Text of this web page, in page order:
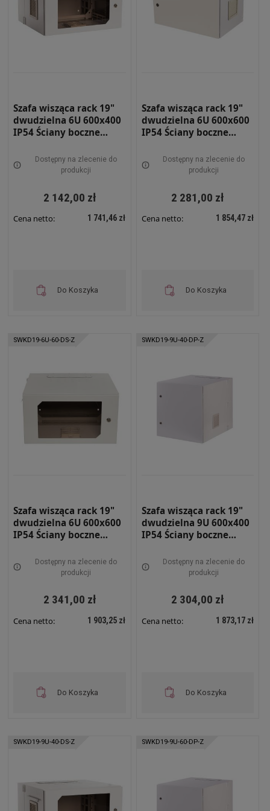
Szafa wisząca rack 19"
dwudzielna 6U 600x400
IP54 Ściany boczne
Zewnętrzna RAL 7035
Szara SWKD19-6U-40-DS-
Dostępny na zlecenie do
produkcji
2 142,00 zł
Cena netto: 1 741,46 zł
Do Koszyka
Szafa wisząca rack 19"
dwudzielna 6U 600x600
IP54 Ściany boczne
Zewnętrzna RAL 7035
Szara SWKD19-6U-60-DP-
Dostępny na zlecenie do
produkcji
2 281,00 zł
Cena netto: 1 854,47 zł
Do Koszyka
SWKD19-6U-60-DS-Z
Szafa wisząca rack 19"
dwudzielna 6U 600x600
IP54 Ściany boczne
Zewnętrzna RAL 7035
Szara SWKD19-6U-60-DS-
Dostępny na zlecenie do
produkcji
2 341,00 zł
Cena netto: 1 903,25 zł
Do Koszyka
SWKD19-9U-40-DP-Z
Szafa wisząca rack 19"
dwudzielna 9U 600x400
IP54 Ściany boczne
Zewnętrzna RAL 7035
Szara SWKD19-9U-40-DP-
Dostępny na zlecenie do
produkcji
2 304,00 zł
Cena netto: 1 873,17 zł
Do Koszyka
SWKD19-9U-40-DS-Z SWKD19-9U-60-DP-Z